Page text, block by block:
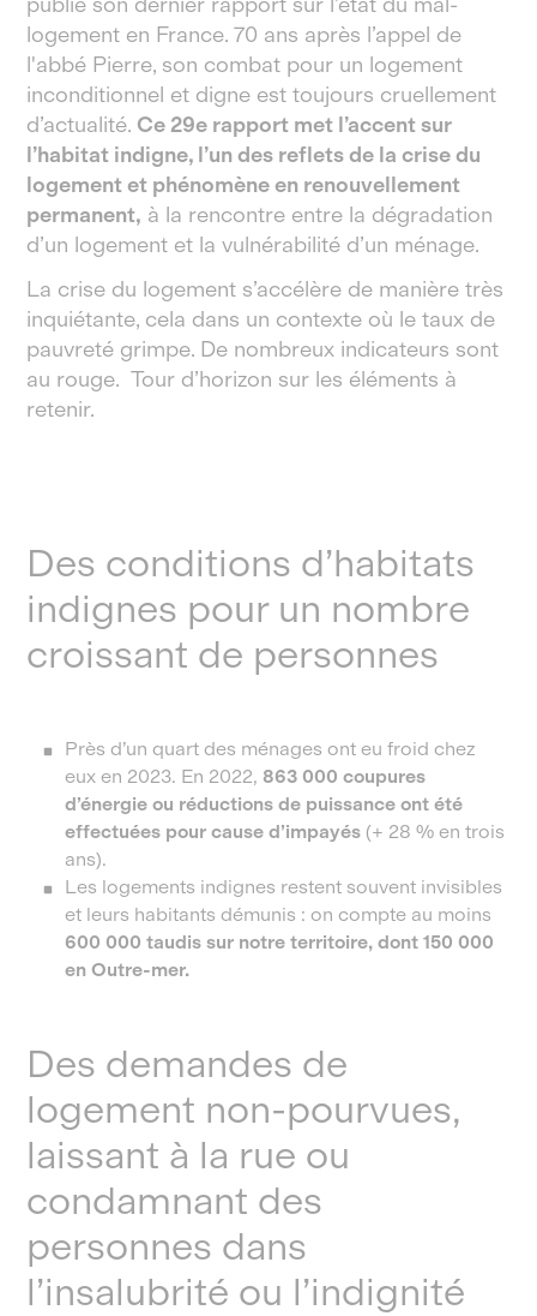
logement en France. 70 ans après l’appel de
l'abbé Pierre, son combat pour un logement
inconditionnel et digne est toujours cruellement
d’actualité. Ce 29e rapport met l’accent sur
l’habitat indigne, l’un des reflets de la crise du
logement et phénomène en renouvellement
permanent, à la rencontre entre la dégradation
d’un logement et la vulnérabilité d’un ménage.
La crise du logement s’accélère de manière très
inquiétante, cela dans un contexte où le taux de
pauvreté grimpe. De nombreux indicateurs sont
au rouge. Tour d’horizon sur les éléments à
retenir.
Des conditions d’habitats
indignes pour un nombre
croissant de personnes
Près d’un quart des ménages ont eu froid chez
eux en 2023. En 2022, 863 000 coupures
d’énergie ou réductions de puissance ont été
effectuées pour cause d’impayés (+ 28 % en trois
ans).
Les logements indignes restent souvent invisibles
et leurs habitants démunis : on compte au moins
600 000 taudis sur notre territoire, dont 150 000
en Outre-mer.
Des demandes de
logement non-pourvues,
laissant à la rue ou
condamnant des
personnes dans
l’insalubrité ou l’indignité